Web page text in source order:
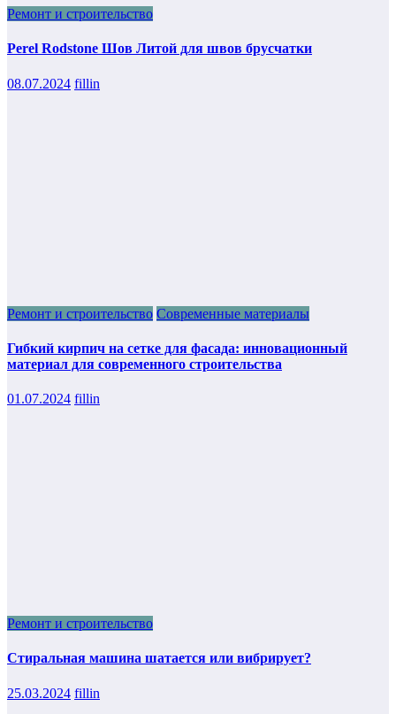
Ремонт и строительство
Perel Rodstone Шов Литой для швов брусчатки
08.07.2024 fillin
Ремонт и строительство Современные материалы
Гибкий кирпич на сетке для фасада: инновационный
материал для современного строительства
01.07.2024 fillin
Ремонт и строительство
Стиральная машина шатается или вибрирует?
25.03.2024 fillin